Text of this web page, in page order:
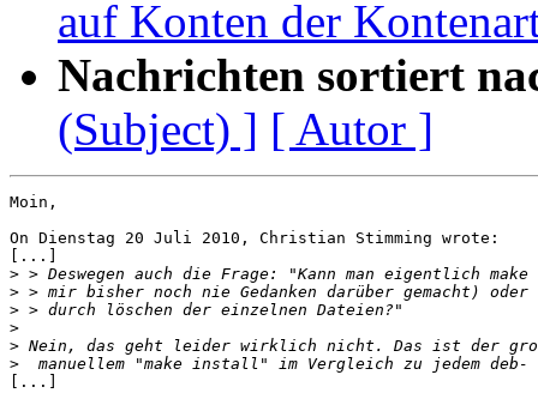
auf Konten der
Nachrichten sortiert
(Subject) ] [ Autor ]
Moin,
On Dienstag 20 Juli 2010, Christian Stimming wrote:
[...]
>
>
>
>
>
>
[...]